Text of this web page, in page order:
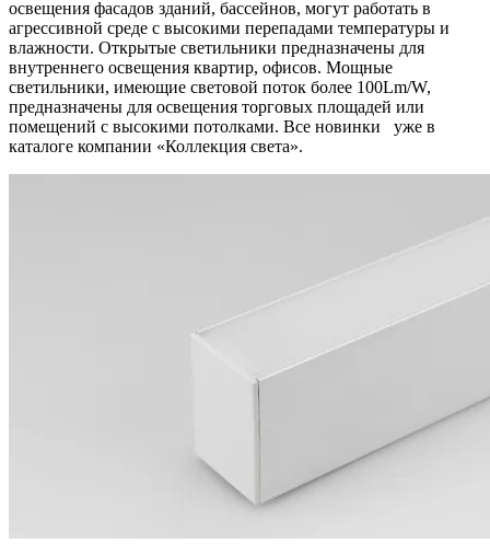
освещения фасадов зданий, бассейнов, могут работать в
агрессивной среде с высокими перепадами температуры и
влажности. Открытые светильники предназначены для
внутреннего освещения квартир, офисов. Мощные
светильники, имеющие световой поток более 100Lm/W,
предназначены для освещения торговых площадей или
помещений с высокими потолками. Все новинки уже в
каталоге компании «Коллекция света».